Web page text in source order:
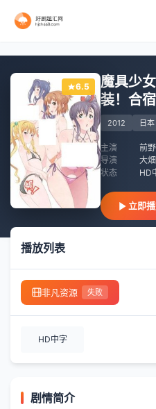
6.5
魔具少
装！合宿
2012 日本
主演
前
导演
大
状态
HD
立即
播放列表
非凡资源 失败
HD中字
剧情简介
第9集
HD中字
已完结 共26集
第4集
TC中字
第4集
更新至05集
第14集
第十话 完结
更新至07集